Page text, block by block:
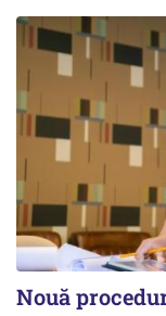
Nouă